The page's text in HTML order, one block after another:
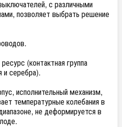
с различными
позволяет выбрать решение
(контактная группа
и серебра).
исполнительный механизм,
температурные колебания в
не деформируется в